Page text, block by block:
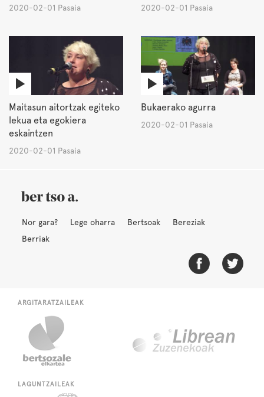
2020-02-01 Pasaia 2020-02-01 Pasaia
Maitasun aitortzak egiteko
lekua eta egokiera
eskaintzen
2020-02-01 Pasaia
Bukaerako agurra
2020-02-01 Pasaia
Nor gara? Lege oharra Bertsoak
Bereziak
Berriak
ARGITARATZAILEAK
LAGUNTZAILEAK